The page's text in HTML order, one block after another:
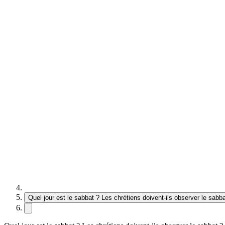
Quel jour est le sabbat ? Les chrétiens doivent-ils observer le